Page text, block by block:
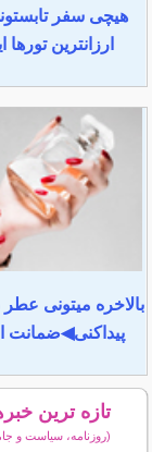
هیچی سفر
ارزانترین
بالاخره میتونی
پیداکنی◀ضمانت
تازه ترین
(روزنامه، سیاست و